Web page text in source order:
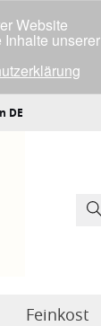
DE
Feinkost
Website
unserer